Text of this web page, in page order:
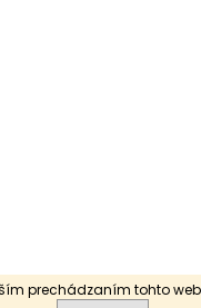
prechádzaním tohto